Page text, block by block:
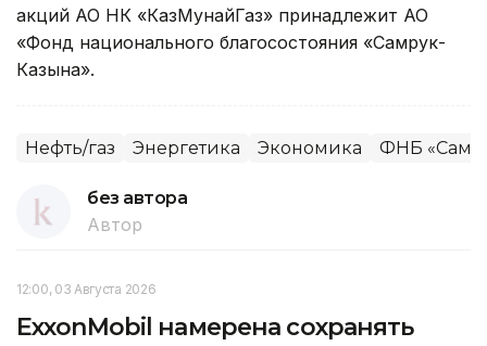
акций АО НК «КазМунайГаз» принадлежит АО
«Фонд национального благосостояния «Самрук-
Казына».
Нефть/газ Энергетика Экономика ФНБ
без автора
Автор
12:00, 03 Августа 2026
ExxonMobil намерена сохранять